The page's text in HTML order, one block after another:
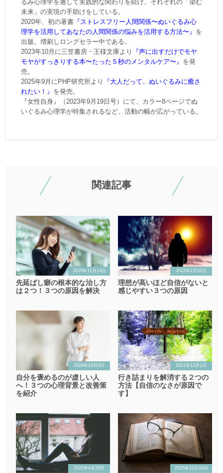
るみ心理学を通して実践的な関わりを続け、それぞれの「望む
未来」の実現の手助けをしている。
2020年、初の著書 『ストレスフリー人間関係〜ぬいぐるみ心
理学を活用してあなたの人間関係の悩みを活用する方法〜』 を
出版。増刷しロングセラー中である。
2023年10月に三笠書房・王様文庫より
『声に出すだけでモヤ
モヤがすっきりする本〜たった５秒のメンタルケア〜』 を発
売。
2025年9月にPHP研究所より
『大人だって、ぬいぐるみに癒さ
れたい！』 を発売。
『女性自身』（2023年9月19日号）にて、カラー8ページでぬ
いぐるみ心理学が特集されるなど、活動の幅が広がっている。
関連記事
2025年11月13日
先延ばし癖の根本的な治し方
は２つ！３つの原因を解決
2022年2月22日
理想が高いほど自信がないと
感じやすい３つの原因
2024年10月8日
自分を褒めるのが虚しい人
へ！３つの心理背景と改善策
を紹介
2021年12月1日
行き詰まりを解消する２つの
方法【自信のなさが原因で
す】
2022年4月26日 2025年10月24日